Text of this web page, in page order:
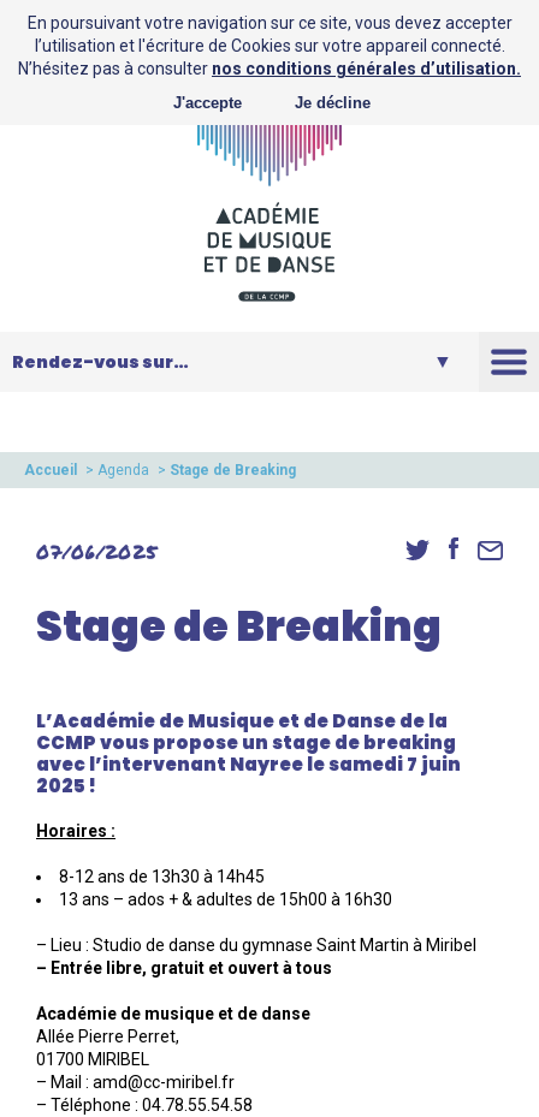
Saison
Danse
Accès élèves et familles
Accueil > Agenda > Stage de Breaking
07/06/2025
Stage de Breaking
L’Académie de Musique et de Danse de la
CCMP vous propose un stage de breaking
avec l’intervenant Nayree le samedi 7 juin
2025 !
Horaires :
8-12 ans de 13h30 à 14h45
13 ans – ados + & adultes de 15h00 à 16h30
– Lieu : Studio de danse du gymnase Saint Martin à Miribel
– Entrée libre, gratuit et ouvert à tous
Académie de musique et de danse
Allée Pierre Perret,
01700 MIRIBEL
– Mail : amd@cc-miribel.fr
– Téléphone : 04.78.55.54.58
En poursuivant votre navigation sur ce site, vous devez accepter
l’utilisation et l'écriture de Cookies sur votre appareil connecté.
N’hésitez pas à consulter nos conditions générales d’utilisation.
J'accepte Je décline